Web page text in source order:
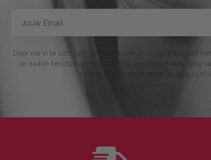
Door me in te schrijven voor de nieuwsbrief, ga ik akkoord
de daarin beschreven verzameling, opslag en verwerking
onderaan elke nieuwsbrief of door